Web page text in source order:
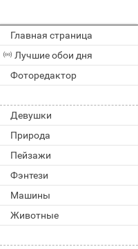
Главная страница
Лучшие обои дня
Фоторедактор
Девушки
Природа
Пейзажи
Фэнтези
Машины
Животные